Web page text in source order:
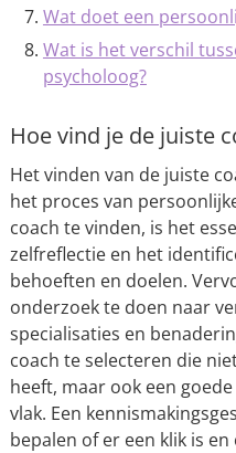
Wat doet een
Wat is het verschil
psycholoog?
Hoe vind je de juiste
Het vinden van de juiste
het proces van
coach te vinden, is het
zelfreflectie en het
behoeften en doelen.
onderzoek te doen naar
specialisaties en
coach te selecteren die
heeft, maar ook een
vlak. Een
bepalen of er een klik is